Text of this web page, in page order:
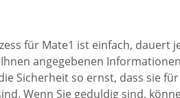
für Mate1 ist einfach, dauert
angegebenen
Sicherheit so ernst, dass sie
Wenn Sie geduldig sind,